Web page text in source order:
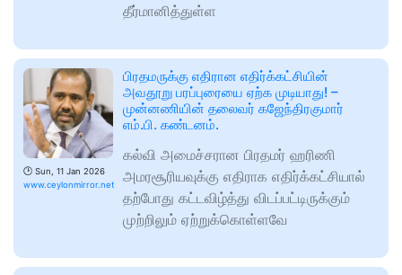
தீர்மானித்துள்ள
🕑 Sun, 11 Jan 2026
www.ceylonmirror.net
பிரதமருக்கு எதிரான எதிர்க்கட்சியின்
அவதூறு பரப்புரையை ஏற்க முடியாது! –
முன்னணியின் தலைவர் கஜேந்திரகுமார்
எம்.பி. கண்டனம்.
கல்வி அமைச்சரான பிரதமர் ஹரிணி
அமரசூரியவுக்கு எதிராக எதிர்க்கட்சியால்
தற்போது கட்டவிழ்த்து விடப்பட்டிருக்கும்
முற்றிலும் ஏற்றுக்கொள்ளவே